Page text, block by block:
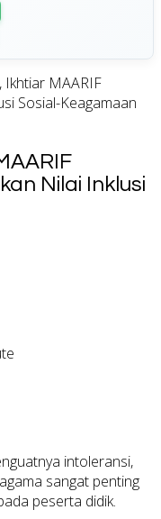
Ikhtiar MAARIF
Sosial-Keagamaan
Nilai Inklusi
intoleransi,
sangat penting
peserta didik.